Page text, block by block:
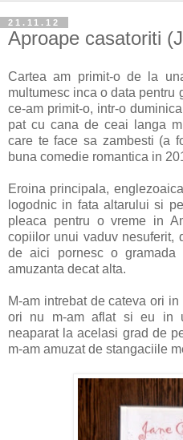
21.11.12
Aproape casatoriti
Cartea am primit-o de la
multumesc inca o data pentru
ce-am primit-o, intr-o
pat cu cana de ceai langa
care te face sa zambesti (a
buna comedie romantica in
Eroina principala,
logodnic in fata altarului si
pleaca pentru o vreme in
copiilor unui vaduv nesuferit,
de aici pornesc o
amuzanta decat alta.
M-am intrebat de cateva ori
ori nu m-am aflat si eu in
neaparat la acelasi grad de
m-am amuzat de stangaciile